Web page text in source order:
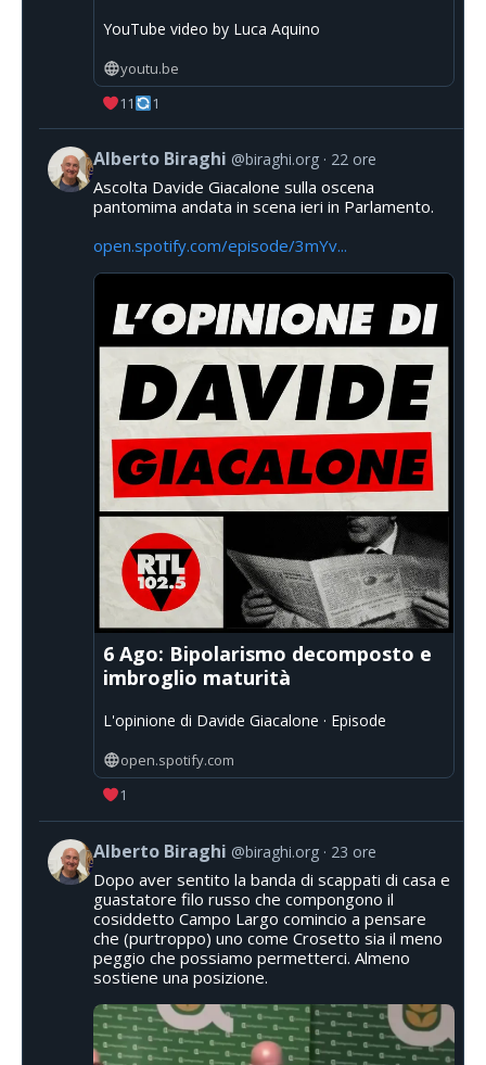
YouTube video by Luca Aquino
youtu.be
11
1
Alberto Biraghi @biraghi.org 22 ore
Ascolta Davide Giacalone sulla oscena
pantomima andata in scena ieri in Parlamento.
open.spotify.com/episode/3mYv...
6 Ago: Bipolarismo decomposto e
imbroglio maturità
L'opinione di Davide Giacalone · Episode
open.spotify.com
1
Alberto Biraghi @biraghi.org 23 ore
Dopo aver sentito la banda di scappati di casa e
guastatore filo russo che compongono il
cosiddetto Campo Largo comincio a pensare
che (purtroppo) uno come Crosetto sia il meno
peggio che possiamo permetterci. Almeno
sostiene una posizione.